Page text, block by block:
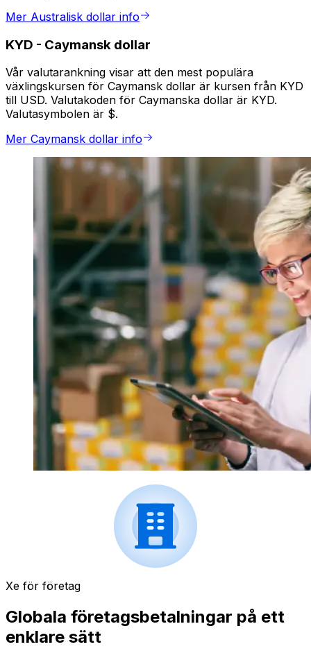
Mer Australisk dollar info
KYD - Caymansk dollar
Vår valutarankning visar att den mest populära
växlingskursen för Caymansk dollar är kursen från KYD
till USD. Valutakoden för Caymanska dollar är KYD.
Valutasymbolen är $.
Mer Caymansk dollar info
Xe för företag
Globala företagsbetalningar på ett
enklare sätt